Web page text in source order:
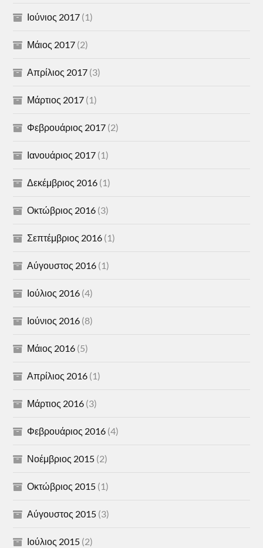
Ιούνιος 2017 (1)
Μάιος 2017 (2)
Απρίλιος 2017 (3)
Μάρτιος 2017 (1)
Φεβρουάριος 2017 (2)
Ιανουάριος 2017 (1)
Δεκέμβριος 2016 (1)
Οκτώβριος 2016 (3)
Σεπτέμβριος 2016 (1)
Αύγουστος 2016 (1)
Ιούλιος 2016 (4)
Ιούνιος 2016 (8)
Μάιος 2016 (5)
Απρίλιος 2016 (1)
Μάρτιος 2016 (3)
Φεβρουάριος 2016 (4)
Νοέμβριος 2015 (2)
Οκτώβριος 2015 (1)
Αύγουστος 2015 (3)
Ιούλιος 2015 (2)